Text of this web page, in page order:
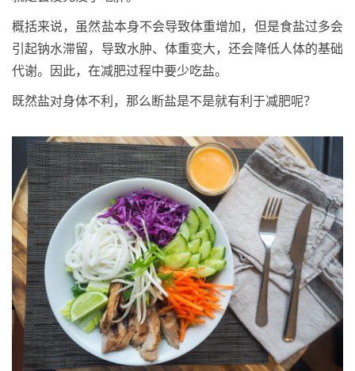
概括来说，虽然盐本身不会导致体重增加，但是食盐过多会
引起钠水滞留，导致水肿、体重变大，还会降低人体的基础
代谢。因此，在减肥过程中要少吃盐。
既然盐对身体不利，那么断盐是不是就有利于减肥呢？